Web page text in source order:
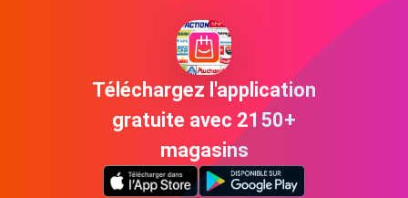
Téléchargez l'application
gratuite avec 2150+
magasins